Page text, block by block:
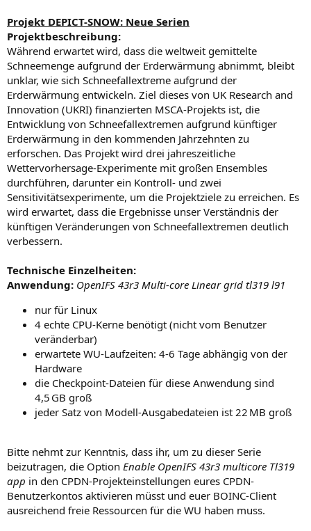
Projekt DEPICT-SNOW: Neue Serien
Projektbeschreibung:
Während erwartet wird, dass die weltweit gemittelte
Schneemenge aufgrund der Erderwärmung abnimmt, bleibt
unklar, wie sich Schneefallextreme aufgrund der
Erderwärmung entwickeln. Ziel dieses von UK Research and
Innovation (UKRI) finanzierten MSCA-Projekts ist, die
Entwicklung von Schneefallextremen aufgrund künftiger
Erderwärmung in den kommenden Jahrzehnten zu
erforschen. Das Projekt wird drei jahreszeitliche
Wettervorhersage-Experimente mit großen Ensembles
durchführen, darunter ein Kontroll- und zwei
Sensitivitätsexperimente, um die Projektziele zu erreichen. Es
wird erwartet, dass die Ergebnisse unser Verständnis der
künftigen Veränderungen von Schneefallextremen deutlich
verbessern.
Technische Einzelheiten:
Anwendung: OpenIFS 43r3 Multi-core Linear grid tl319 l91
nur für Linux
4 echte CPU-Kerne benötigt (nicht vom Benutzer
veränderbar)
erwartete WU-Laufzeiten: 4-6 Tage abhängig von der
Hardware
die Checkpoint-Dateien für diese Anwendung sind
4,5 GB groß
jeder Satz von Modell-Ausgabedateien ist 22 MB groß
Bitte nehmt zur Kenntnis, dass ihr, um zu dieser Serie
beizutragen, die Option Enable OpenIFS 43r3 multicore Tl319
app in den CPDN-Projekteinstellungen eures CPDN-
Benutzerkontos aktivieren müsst und euer BOINC-Client
ausreichend freie Ressourcen für die WU haben muss.